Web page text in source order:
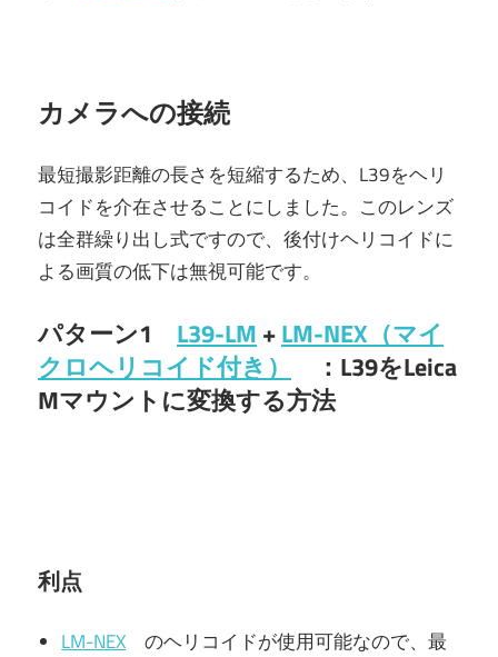
カメラへの接続
最短撮影距離の長さを短縮するため、L39をヘリ
コイドを介在させることにしました。このレンズ
は全群繰り出し式ですので、後付けヘリコイドに
よる画質の低下は無視可能です。
パターン1 L39-LM +LM-NEX（マイ
クロヘリコイド付き）
：L39をLeica
Mマウントに変換する方法
利点
LM-NEX のヘリコイドが使用可能なので、最